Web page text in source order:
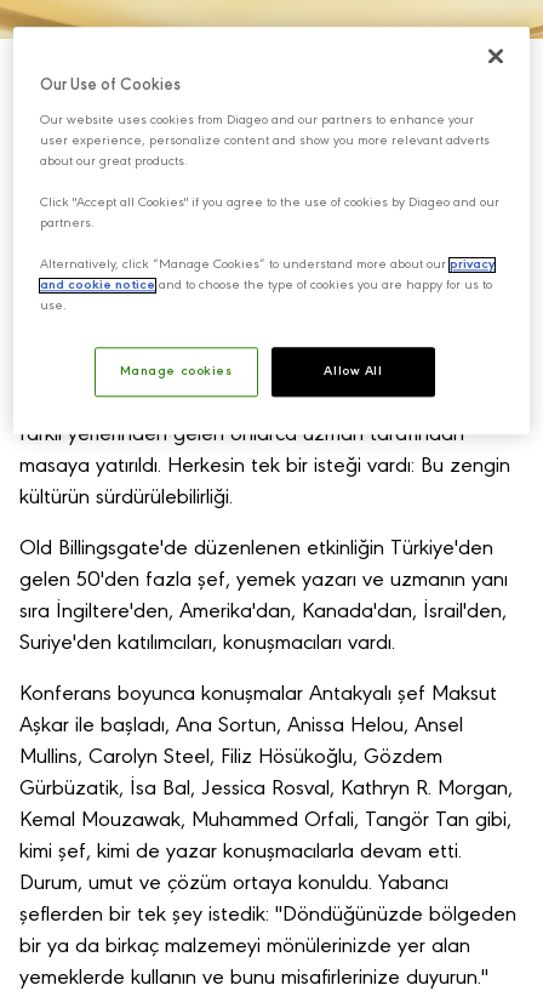
Geçtiğimiz günlerde ülkemiz değerlerinin tanıtımını yeni
imkanı buldum. Etkinliğin ismi, Cradle of Food, yani
günü, sabaha karşı art arda meydana gelen
depremlerle ağır hasar gören, hepimizi eksilten, yasa
Gaziantep, Kahramanmaraş, Şanlıurfa gibi şehirlerin
zengin mutfak kültürleri konuşuldu, tanıtıldı, dünyanın
farklı yerlerinden gelen onlarca uzman tarafından
masaya yatırıldı. Herkesin tek bir isteği vardı: Bu zengin
kültürün sürdürülebilirliği.
Old Billingsgate'de düzenlenen etkinliğin Türkiye'den
gelen 50'den fazla şef, yemek yazarı ve uzmanın yanı
sıra İngiltere'den, Amerika'dan, Kanada'dan, İsrail'den,
Suriye'den katılımcıları, konuşmacıları vardı.
Konferans boyunca konuşmalar Antakyalı şef Maksut
Aşkar ile başladı, Ana Sortun, Anissa Helou, Ansel
Mullins, Carolyn Steel, Filiz Hösükoğlu, Gözdem
Gürbüzatik, İsa Bal, Jessica Rosval, Kathryn R. Morgan,
Kemal Mouzawak, Muhammed Orfali, Tangör Tan gibi,
kimi şef, kimi de yazar konuşmacılarla devam etti.
Durum, umut ve çözüm ortaya konuldu. Yabancı
şeflerden bir tek şey istedik: "Döndüğünüzde bölgeden
bir ya da birkaç malzemeyi mönülerinizde yer alan
yemeklerde kullanın ve bunu misafirlerinize duyurun."
Our Use of Cookies
Our website uses cookies from Diageo and our partners to enhance your
user experience, personalize content and show you more relevant adverts
about our great products.
Click "Accept all Cookies" if you agree to the use of cookies by Diageo and our
partners.
Alternatively, click “Manage Cookies” to understand more about ourprivacy
and cookie notice and to choose the type of cookies you are happy for us to
use.
Manage cookies Allow All